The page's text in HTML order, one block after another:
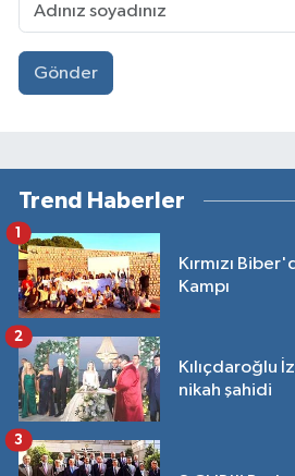
Gönder
Trend Haberler
Kırmızı
Kampı
1
Kılıçdaroğlu
nikah şahidi
2
3